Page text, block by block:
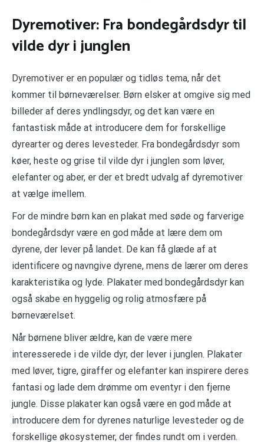
Dyremotiver: Fra bondegårdsdyr til
vilde dyr i junglen
Dyremotiver er en populær og tidløs tema, når det
kommer til børneværelser. Børn elsker at omgive sig med
billeder af deres yndlingsdyr, og det kan være en
fantastisk måde at introducere dem for forskellige
dyrearter og deres levesteder. Fra bondegårdsdyr som
køer, heste og grise til vilde dyr i junglen som løver,
elefanter og aber, er der et bredt udvalg af dyremotiver
at vælge imellem.
For de mindre børn kan en plakat med søde og farverige
bondegårdsdyr være en god måde at lære dem om
dyrene, der lever på landet. De kan få glæde af at
identificere og navngive dyrene, mens de lærer om deres
karakteristika og lyde. Plakater med bondegårdsdyr kan
også skabe en hyggelig og rolig atmosfære på
børneværelset.
Når børnene bliver ældre, kan de være mere
interesserede i de vilde dyr, der lever i junglen. Plakater
med løver, tigre, giraffer og elefanter kan inspirere deres
fantasi og lade dem drømme om eventyr i den fjerne
jungle. Disse plakater kan også være en god måde at
introducere dem for dyrenes naturlige levesteder og de
forskellige økosystemer, der findes rundt om i verden.